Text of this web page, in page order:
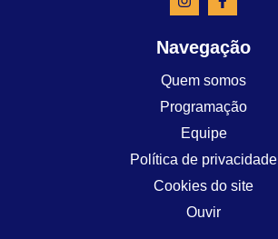
Navegação
Quem somos
Programação
Equipe
Política de privacidade
Cookies do site
Ouvir